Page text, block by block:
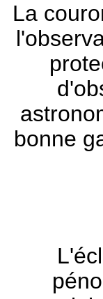
La
bonne